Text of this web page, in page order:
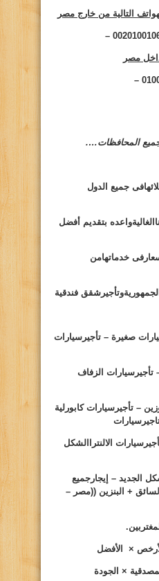
التالية من خارج مصر
مصر
المحافظات….
جميع الدول
بتقديم أفضل
خدماتهامن
فندقية
صغيرة – تأجيرسيارات
تأجيرسيارات الزفاف
– تأجيرسيارات كابورلية
الالنتراالشكل
الجديد – إيجارجميع
+ البنزين ((مصر –
× الأفضل
× الجودة